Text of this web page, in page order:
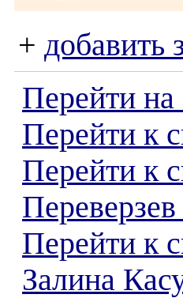
+ добавить
Перейти на
Перейти к
Перейти к
Перейти к
Залина